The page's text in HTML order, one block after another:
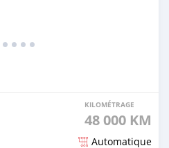
KILOMÉTRAGE
48 000 KM
Automatique